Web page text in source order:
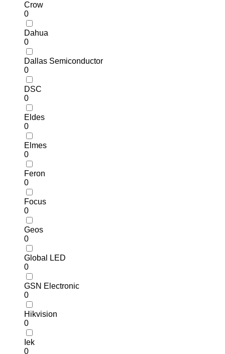
Crow
0
Dahua
0
Dallas Semiconductor
0
DSC
0
Eldes
0
Elmes
0
Feron
0
Focus
0
Geos
0
Global LED
0
GSN Electronic
0
Hikvision
0
Iek
0